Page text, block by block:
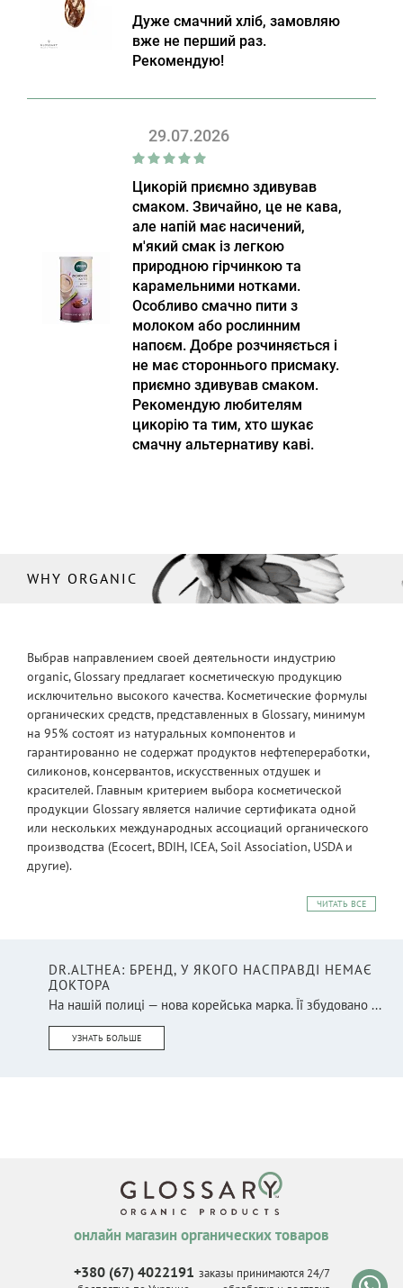
Дуже смачний хліб, замовляю
вже не перший раз.
Рекомендую!
29.07.2026
Цикорій приємно здивував
смаком. Звичайно, це не кава,
але напій має насичений,
м'який смак із легкою
природною гірчинкою та
карамельними нотками.
Особливо смачно пити з
молоком або рослинним
напоєм. Добре розчиняється і
не має стороннього присмаку.
приємно здивував смаком.
Рекомендую любителям
цикорію та тим, хто шукає
смачну альтернативу каві.
WHY ORGANIC
Выбрав направлением своей деятельности индустрию
organic, Glossary предлагает косметическую продукцию
исключительно высокого качества. Косметические формулы
органических средств, представленных в Glossary, минимум
на 95% состоят из натуральных компонентов и
гарантированно не содержат продуктов нефтепереработки,
силиконов, консервантов, искусственных отдушек и
красителей. Главным критерием выбора косметической
продукции Glossary является наличие сертификата одной
или нескольких международных ассоциаций органического
производства (Ecocert, BDIH, ICEA, Soil Association, USDA и
другие).
ЧИТАТЬ ВСЕ
DR.ALTHEA: БРЕНД, У ЯКОГО НАСПРАВДІ НЕМАЄ
ДОКТОРА
На нашій полиці — нова корейська марка. Її збудовано ...
УЗНАТЬ БОЛЬШЕ
онлайн магазин органических товаров
+380 (67) 4022191 заказы принимаются 24/7